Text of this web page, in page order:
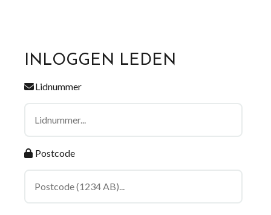
INLOGGEN LEDEN
Lidnummer
Postcode